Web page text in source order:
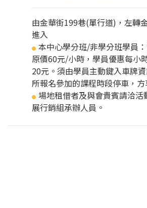
由金華街199巷(單行道)，左轉
進入
● 本中心學分班/非學分班學員
原價60元/小時，學員優惠每小
20元。須由學員主動鍵入車牌
所報名參加的課程時段停車，方
● 場地租借者及與會貴賓請洽
展行銷組承辦人員。